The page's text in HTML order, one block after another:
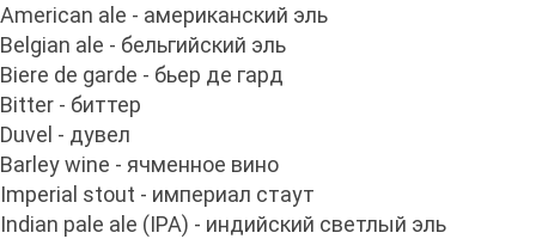
American ale - американский эль
Belgian ale - бельгийский эль
Biere de garde - бьер де гард
Bitter - биттер
Duvel - дувел
Barley wine - ячменное вино
Imperial stout - империал стаут
Indian pale ale (IPA) - индийский светлый эль